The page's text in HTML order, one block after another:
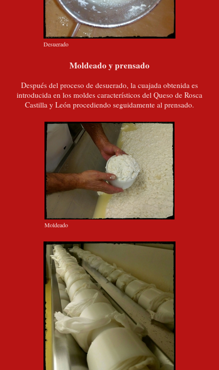
Desuerado
Moldeado y prensado
Después del proceso de desuerado, la cuajada obtenida es
introducida en los moldes característicos del Queso de Rosca
Castilla y León procediendo seguidamente al prensado.
Moldeado